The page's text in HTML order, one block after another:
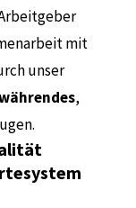
mit
unser
,